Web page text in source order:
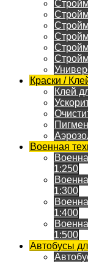
Краски /
Клей
Военная
1:250
1:300
1:400
1:500
Автобусы